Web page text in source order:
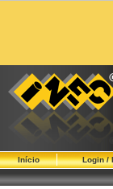
Início Login /